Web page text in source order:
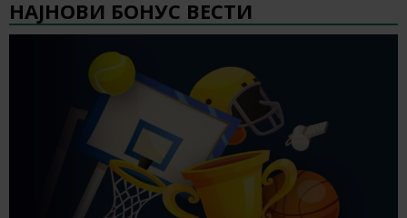
НАЈНОВИ БОНУС ВЕСТИ